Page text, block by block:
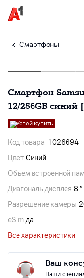
Смартфоны
Смартфон
12/256GB синий
Успей купить
Код товара 1026694
Цвет Синий
Объем встроенной
Диагональ дисплея 8 ″
Разрешение камеры
eSim да
Все характеристики
Ваш
Наши